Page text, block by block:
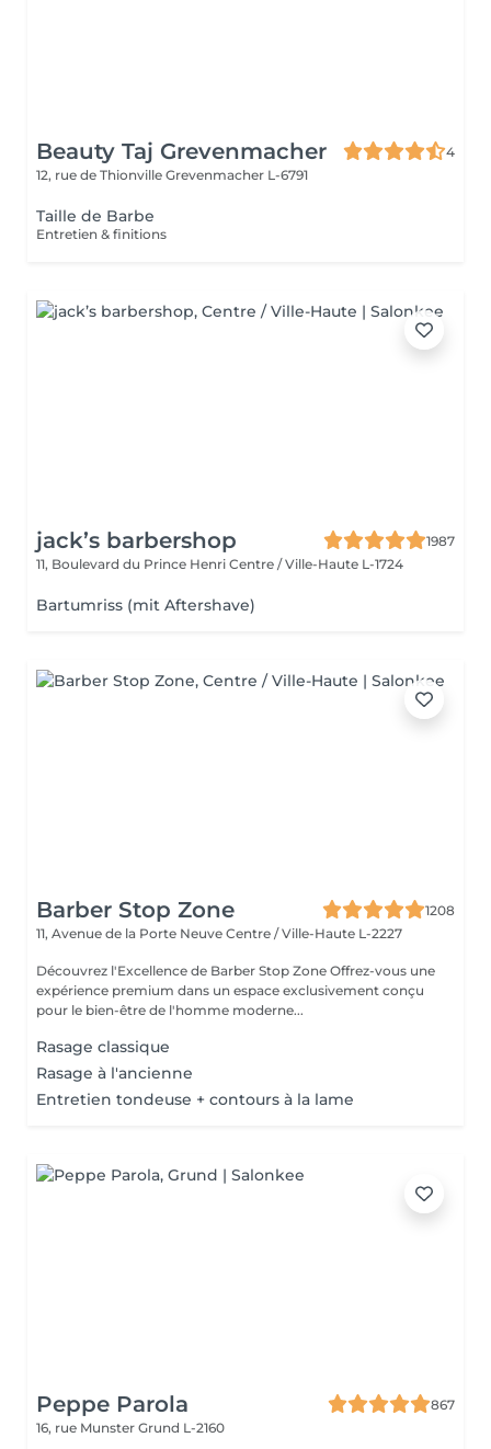
Beauty Taj Grevenmacher
4
12, rue de Thionville Grevenmacher L-6791
Taille de Barbe
Entretien & finitions
jack’s barbershop
1987
11, Boulevard du Prince Henri Centre / Ville-Haute L-1724
Bartumriss (mit Aftershave)
Barber Stop Zone
1208
11, Avenue de la Porte Neuve Centre / Ville-Haute L-2227
Découvrez l'Excellence de Barber Stop Zone Offrez-vous une
expérience premium dans un espace exclusivement conçu
pour le bien-être de l'homme moderne...
Rasage classique
Rasage à l'ancienne
Entretien tondeuse + contours à la lame
Peppe Parola
867
16, rue Munster Grund L-2160